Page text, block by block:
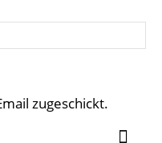
zugeschickt.